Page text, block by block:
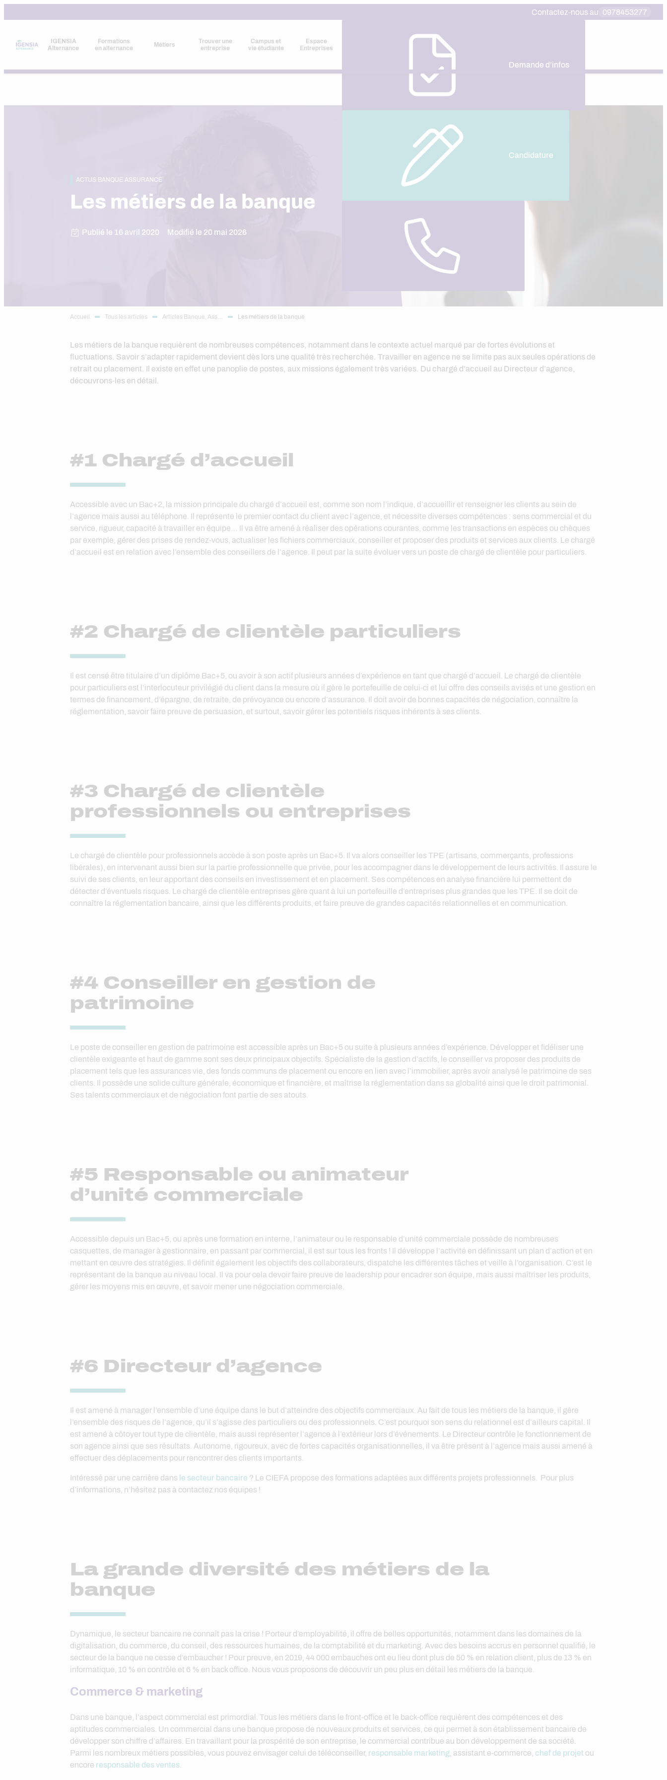
Contactez-nous au 0978453277
IGENSIA
Alternance
Formations
en alternance
Métiers
Trouver une
entreprise
Campus et
vie étudiante
Espace
Entreprises
Demande d’infos
Candidature
ACTUS BANQUE ASSURANCE
Les métiers de la banque
Publié le 16 avril 2020 Modifié le 20 mai 2026
Accueil Tous les articles Articles Banque, Ass… Les métiers de la banque
Les métiers de la banque requièrent de nombreuses compétences, notamment dans le contexte actuel marqué par de fortes évolutions et
fluctuations. Savoir s’adapter rapidement devient dès lors une qualité très recherchée. Travailler en agence ne se limite pas aux seules opérations de
retrait ou placement. Il existe en effet une panoplie de postes, aux missions également très variées. Du chargé d’accueil au Directeur d’agence,
découvrons-les en détail.
#1 Chargé d’accueil
Accessible avec un Bac+2, la mission principale du chargé d’accueil est, comme son nom l’indique, d’accueillir et renseigner les clients au sein de
l’agence mais aussi au téléphone. Il représente le premier contact du client avec l’agence, et nécessite diverses compétences : sens commercial et du
service, rigueur, capacité à travailler en équipe… Il va être amené à réaliser des opérations courantes, comme les transactions en espèces ou chèques
par exemple, gérer des prises de rendez-vous, actualiser les fichiers commerciaux, conseiller et proposer des produits et services aux clients. Le chargé
d’accueil est en relation avec l’ensemble des conseillers de l’agence. Il peut par la suite évoluer vers un poste de chargé de clientèle pour particuliers.
#2 Chargé de clientèle particuliers
Il est censé être titulaire d’un diplôme Bac+5, ou avoir à son actif plusieurs années d’expérience en tant que chargé d’accueil. Le chargé de clientèle
pour particuliers est l’interlocuteur privilégié du client dans la mesure où il gère le portefeuille de celui-ci et lui offre des conseils avisés et une gestion en
termes de financement, d’épargne, de retraite, de prévoyance ou encore d’assurance. Il doit avoir de bonnes capacités de négociation, connaître la
réglementation, savoir faire preuve de persuasion, et surtout, savoir gérer les potentiels risques inhérents à ses clients.
#3 Chargé de clientèle
professionnels ou entreprises
Le chargé de clientèle pour professionnels accède à son poste après un Bac+5. Il va alors conseiller les TPE (artisans, commerçants, professions
libérales), en intervenant aussi bien sur la partie professionnelle que privée, pour les accompagner dans le développement de leurs activités. Il assure le
suivi de ses clients, en leur apportant des conseils en investissement et en placement. Ses compétences en analyse financière lui permettent de
détecter d’éventuels risques. Le chargé de clientèle entreprises gère quant à lui un portefeuille d’entreprises plus grandes que les TPE. Il se doit de
connaître la réglementation bancaire, ainsi que les différents produits, et faire preuve de grandes capacités relationnelles et en communication.
#4 Conseiller en gestion de
patrimoine
Le poste de conseiller en gestion de patrimoine est accessible après un Bac+5 ou suite à plusieurs années d’expérience. Développer et fidéliser une
clientèle exigeante et haut de gamme sont ses deux principaux objectifs. Spécialiste de la gestion d’actifs, le conseiller va proposer des produits de
placement tels que les assurances vie, des fonds communs de placement ou encore en lien avec l’immobilier, après avoir analysé le patrimoine de ses
clients. Il possède une solide culture générale, économique et financière, et maîtrise la réglementation dans sa globalité ainsi que le droit patrimonial.
Ses talents commerciaux et de négociation font partie de ses atouts.
#5 Responsable ou animateur
d’unité commerciale
Accessible depuis un Bac+5, ou après une formation en interne, l’animateur ou le responsable d’unité commerciale possède de nombreuses
casquettes, de manager à gestionnaire, en passant par commercial, il est sur tous les fronts ! Il développe l’activité en définissant un plan d’action et en
mettant en œuvre des stratégies. Il définit également les objectifs des collaborateurs, dispatche les différentes tâches et veille à l’organisation. C’est le
représentant de la banque au niveau local. Il va pour cela devoir faire preuve de leadership pour encadrer son équipe, mais aussi maîtriser les produits,
gérer les moyens mis en œuvre, et savoir mener une négociation commerciale.
#6 Directeur d’agence
Il est amené à manager l’ensemble d’une équipe dans le but d’atteindre des objectifs commerciaux. Au fait de tous les métiers de la banque, il gère
l’ensemble des risques de l’agence, qu’il s’agisse des particuliers ou des professionnels. C’est pourquoi son sens du relationnel est d’ailleurs capital. Il
est amené à côtoyer tout type de clientèle, mais aussi représenter l’agence à l’extérieur lors d’événements. Le Directeur contrôle le fonctionnement de
son agence ainsi que ses résultats. Autonome, rigoureux, avec de fortes capacités organisationnelles, il va être présent à l’agence mais aussi amené à
effectuer des déplacements pour rencontrer des clients importants.
Intéressé par une carrière dans le secteur bancaire ? Le CIEFA propose des formations adaptées aux différents projets professionnels. Pour plus
d’informations, n’hésitez pas à contactez nos équipes !
La grande diversité des métiers de la
banque
Dynamique, le secteur bancaire ne connaît pas la crise ! Porteur d’employabilité, il offre de belles opportunités, notamment dans les domaines de la
digitalisation, du commerce, du conseil, des ressources humaines, de la comptabilité et du marketing. Avec des besoins accrus en personnel qualifié, le
secteur de la banque ne cesse d’embaucher ! Pour preuve, en 2019, 44 000 embauches ont eu lieu dont plus de 50 % en relation client, plus de 13 % en
informatique, 10 % en contrôle et 6 % en back office. Nous vous proposons de découvrir un peu plus en détail les métiers de la banque.
Commerce & marketing
Dans une banque, l’aspect commercial est primordial. Tous les métiers dans le front-office et le back-office requièrent des compétences et des
aptitudes commerciales. Un commercial dans une banque propose de nouveaux produits et services, ce qui permet à son établissement bancaire de
développer son chiffre d’affaires. En travaillant pour la prospérité de son entreprise, le commercial contribue au bon développement de sa société.
Parmi les nombreux métiers possibles, vous pouvez envisager celui de téléconseiller, responsable marketing , assistant e-commerce, chef de projet ou
encore responsable des ventes